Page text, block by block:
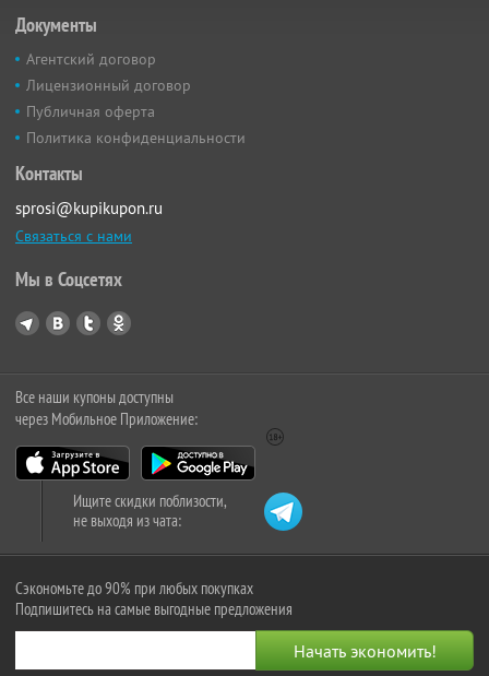
Документы
Агентский договор
Лицензионный договор
Публичная оферта
Политика конфиденциальности
Контакты
sprosi@kupikupon.ru
Связаться с нами
Мы в Соцсетях
Все наши купоны доступны
через Мобильное Приложение:
Ищите скидки поблизости,
не выходя из чата:
Сэкономьте до 90% при любых покупках
Подпишитесь на самые выгодные предложения